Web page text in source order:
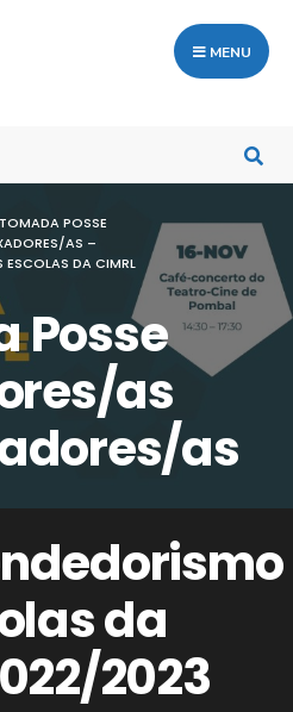
MENU
TOMADA POSSE
AS –
ESCOLAS DA CIMRL
Posse
as
as
da
2023